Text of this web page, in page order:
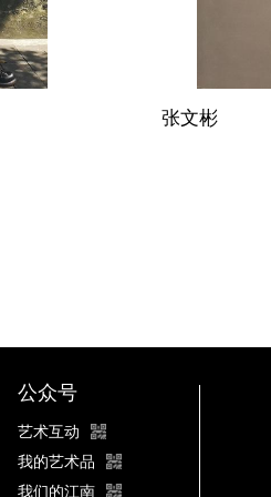
张文彬
公众号
艺术互动
我的艺术品
我们的江南